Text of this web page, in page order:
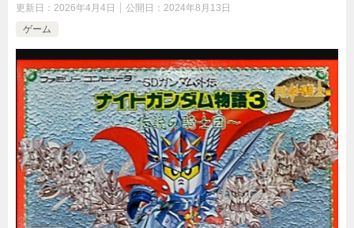
更新日： 2026年4月4日 公開日： 2024年8月13日
ゲーム